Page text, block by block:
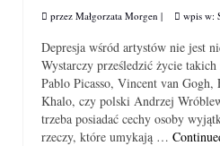
przez Małgorzata Morgen | wpis w:
Depresja wśród artystów nie jest
Wystarczy prześledzić życie
Pablo Picasso, Vincent van
Khalo, czy polski Andrzej
trzeba posiadać cechy osoby
rzeczy, które umykają …